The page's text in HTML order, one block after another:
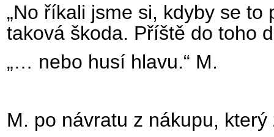
„No říkali jsme si, kdyby se
taková škoda. Příště do toho
„… nebo husí hlavu.“ M.
M. po návratu z nákupu,